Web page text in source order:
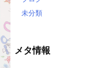
未分類
メタ情報